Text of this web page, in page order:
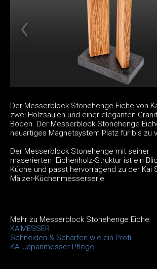
Der Messerblock Stonehenge Eiche von
zwei Holzsäulen und einer eleganten
Boden. Der Messerblock Stonehenge
neuartiges Magnetsystem Platz für bis zu
Der Messerblock Stonehenge mit seiner
maserierten Eichenholz-Struktur ist ein
Küche und passt hervorragend zu der Kai
Mälzer-Küchenmesserserie.
Mehr zu Messerblock Stonehenge Eiche
KAIMESSER
Schneiden & Schärfen wie ein Profi
KAI Japanmesser Pflege